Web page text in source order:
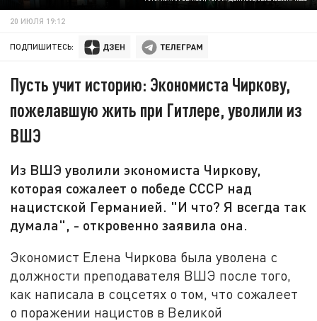
20 ИЮЛЯ 19:12
ПОДПИШИТЕСЬ:
Пусть учит историю: Экономиста Чиркову,
пожелавшую жить при Гитлере, уволили из
ВШЭ
Из ВШЭ уволили экономиста Чиркову,
которая сожалеет о победе СССР над
нацистской Германией. "И что? Я всегда так
думала", - откровенно заявила она.
Экономист Елена Чиркова была уволена с
должности преподавателя ВШЭ после того,
как написала в соцсетях о том, что сожалеет
о поражении нацистов в Великой